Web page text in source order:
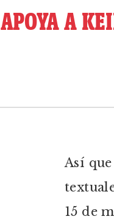
APOYA A
Así
15 de